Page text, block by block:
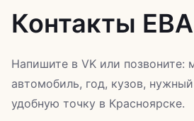
Контакты
Напишите в VK или позвоните:
автомобиль, год, кузов,
удобную точку в Красноярске.